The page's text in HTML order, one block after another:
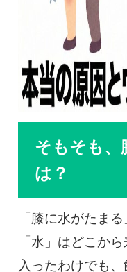
そもそも、
は？
「膝に水がたま
「水」はどこか
入ったわけでも